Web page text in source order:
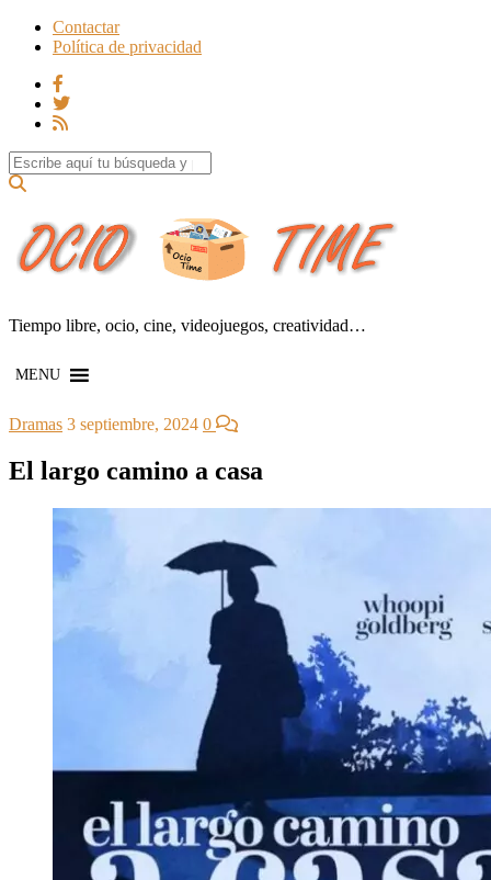
Contactar
Política de privacidad
Search for:
Tiempo libre, ocio, cine, videojuegos, creatividad…
MENU
Dramas 3 septiembre, 2024 0
El largo camino a casa